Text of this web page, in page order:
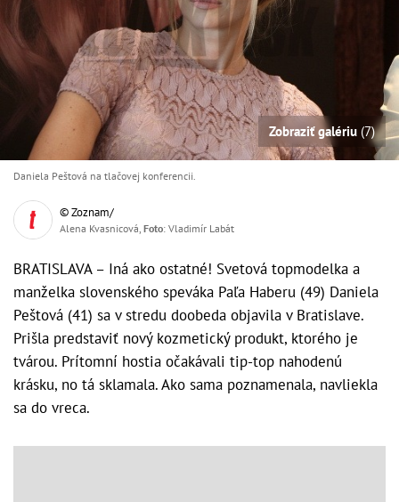
Zobraziť galériu (7)
Daniela Peštová na tlačovej konferencii.
© Zoznam/
Alena Kvasnicová, Foto: Vladimír Labát
BRATISLAVA – Iná ako ostatné! Svetová topmodelka a
manželka slovenského speváka Paľa Haberu (49) Daniela
Peštová (41) sa v stredu doobeda objavila v Bratislave.
Prišla predstaviť nový kozmetický produkt, ktorého je
tvárou. Prítomní hostia očakávali tip-top nahodenú
krásku, no tá sklamala. Ako sama poznamenala, navliekla
sa do vreca.